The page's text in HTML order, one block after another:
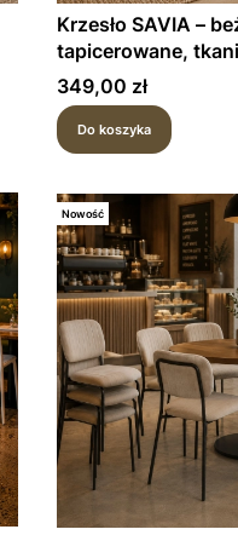
Krzesło SAVIA –
tapicerowane,
stelaż orzech
Cena
349,00 zł
Do koszyka
Nowość